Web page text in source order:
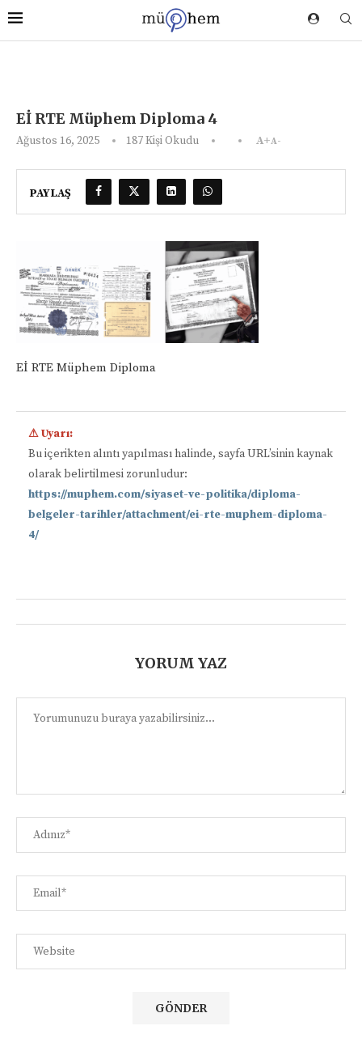
Eİ RTE Müphem Diploma 4
Ağustos 16, 2025 187Kişi Okudu A+A-
PAYLAŞ
Eİ RTE Müphem Diploma
⚠ Uyarı:
Bu içerikten alıntı yapılması halinde, sayfa URL’sinin kaynak
olarak belirtilmesi zorunludur:
https://muphem.com/siyaset-ve-politika/diploma-
belgeler-tarihler/attachment/ei-rte-muphem-diploma-
4/
YORUM YAZ